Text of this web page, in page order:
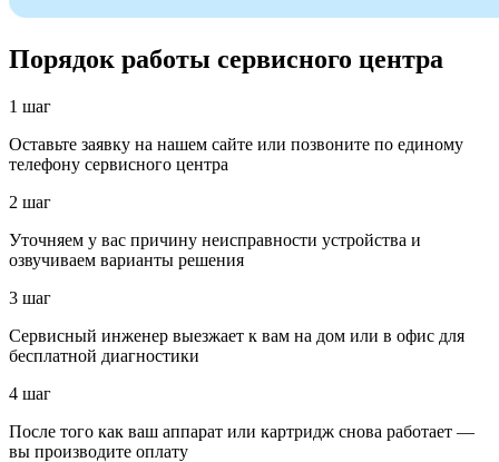
Порядок работы сервисного центра
1 шаг
Оставьте заявку на нашем сайте или позвоните по единому
телефону сервисного центра
2 шаг
Уточняем у вас причину неисправности устройства и
озвучиваем варианты решения
3 шаг
Сервисный инженер выезжает к вам на дом или в офис для
бесплатной диагностики
4 шаг
После того как ваш аппарат или картридж снова работает —
вы производите оплату